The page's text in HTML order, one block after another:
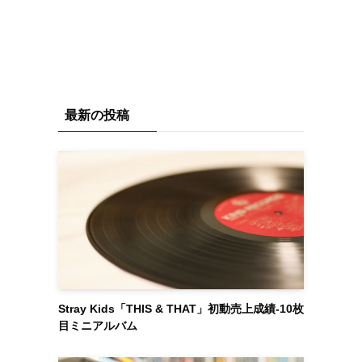
最新の投稿
Stray Kids「THIS & THAT」初動売上成績-10枚
目ミニアルバム